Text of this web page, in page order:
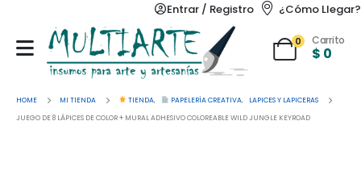
Entrar / Registro ¿Cómo Llegar?
0 Carrito
$ 0
HOME MI TIENDA TIENDA, PAPELERÍA CREATIVA,
LAPICES Y LAPICERAS
JUEGO DE 8 LÁPICES DE COLOR + MURAL ADHESIVO COLOREABLE WILD JUNGLE KEYROAD